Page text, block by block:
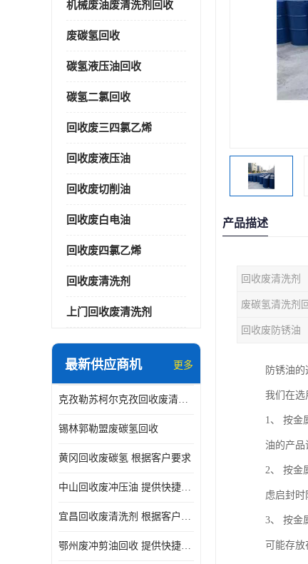
机械废油废清洗剂回收
废碳氢回收
碳氢液压油回收
碳氢二氯回收
回收废三四氯乙烯
回收废液压油
回收废切削油
回收废白电油
回收废四氯乙烯
回收废清洗剂
上门回收废清洗剂
最新供应商机 更多
克孜勒苏柯尔克孜回收废清洗剂
锡林郭勒盟废碳氢回收
黄冈回收废碳氢 根据客户要求
中山回收废冲压油 提供快捷上门处理
宜昌回收废清洗剂 根据客户要求
鄂州废冲剪油回收 提供快捷上门处理
产品描述
回收废清洗剂
废碳氢清洗剂
回收废防锈油
防锈油的
我们在选
1、 按金
油的产品
2、 按金
虑启封时
3、 按金
可能存